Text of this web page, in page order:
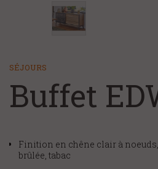
SÉJOURS
Buffet
Finition en chêne clair à
brûlée, tabac